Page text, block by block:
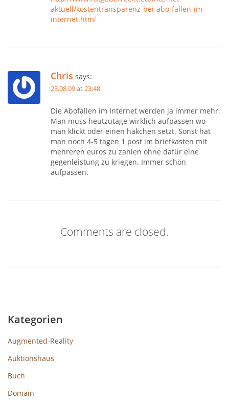
aktuell/kostentransparenz-bei-abo-fallen-im-
internet.html
Chris says:
23.08.09 at 23:48
Die Abofallen im Internet werden ja immer mehr.
Man muss heutzutage wirklich aufpassen wo
man klickt oder einen häkchen setzt. Sonst hat
man noch 4-5 tagen 1 post im briefkasten mit
mehreren euros zu zahlen ohne dafür eine
gegenleistung zu kriegen. Immer schön
aufpassen.
Comments are closed.
Kategorien
Augmented-Reality
Auktionshaus
Buch
Domain